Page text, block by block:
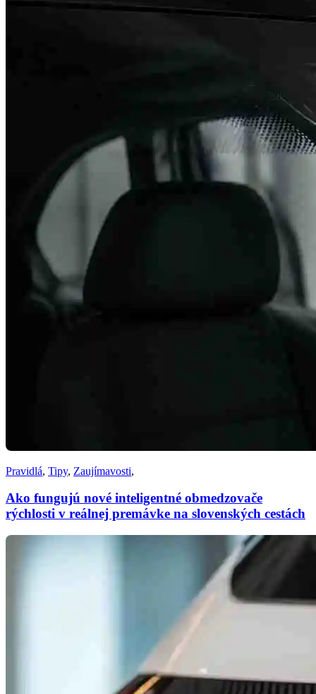
Pravidlá, Tipy, Zaujímavosti,
Ako fungujú nové inteligentné obmedzovače
rýchlosti v reálnej premávke na slovenských cestách